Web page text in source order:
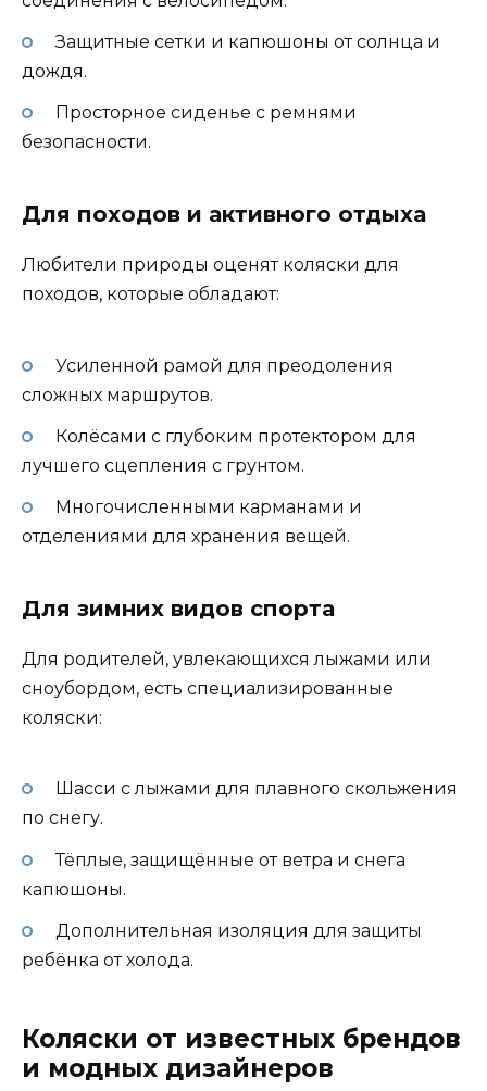
Защитные сетки и капюшоны от солнца и
дождя.
Просторное сиденье с ремнями
безопасности.
Для походов и активного отдыха
Любители природы оценят коляски для
походов, которые обладают:
Усиленной рамой для преодоления
сложных маршрутов.
Колёсами с глубоким протектором для
лучшего сцепления с грунтом.
Многочисленными карманами и
отделениями для хранения вещей.
Для зимних видов спорта
Для родителей, увлекающихся лыжами или
сноубордом, есть специализированные
коляски:
Шасси с лыжами для плавного скольжения
по снегу.
Тёплые, защищённые от ветра и снега
капюшоны.
Дополнительная изоляция для защиты
ребёнка от холода.
Коляски от известных брендов
и модных дизайнеров